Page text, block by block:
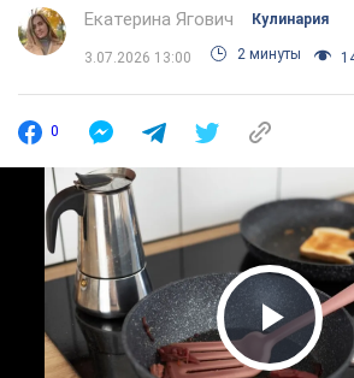
Екатерина Ягович Кулинария
3.07.2026 13:00 2 минуты
0
Play